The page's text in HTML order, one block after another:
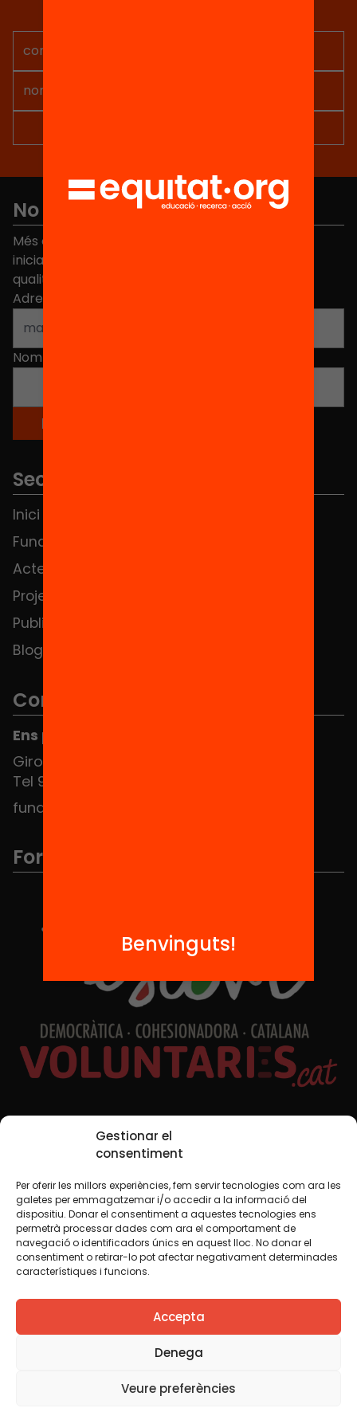
Gestionar el
consentiment
Per oferir les millors experiències, fem servir tecnologies com ara les
galetes per emmagatzemar i/o accedir a la informació del
dispositiu. Donar el consentiment a aquestes tecnologies ens
permetrà processar dades com ara el comportament de
navegació o identificadors únics en aquest lloc. No donar el
consentiment o retirar-lo pot afectar negativament determinades
característiques i funcions.
Accepta
Denega
Veure preferències
No et perdis res
Més de 40.000 persones ja han triat Equitat. Rep
iniciatives, propostes i projectes per millorar la
qualitat de l'educació a Catalunya.
Adreça electrònica
Nom
Seccions
Inici
Fundació
Actes
Projectes
Publicacions i vídeos
Blog
Contacte
Ens pots trobar al Hub Social
Girona 34, interior 08010 Barcelona
Tel 934 588 700
fundacio@equitat.org
Formem part de...
Xarxes Socials
TWT YTB IG FB IN
Avís legalPolítica de cookies
Creiem que el coneixement s’ha de compartir. Per això
fem servir una llicència Creative Commons, llevat que en
algun material indiquem el contrari. Us animem a copiar,
redistribuir, remesclar o transformar i crear els continguts
comercial. Només us demanem que reconegueu
Benvinguts!